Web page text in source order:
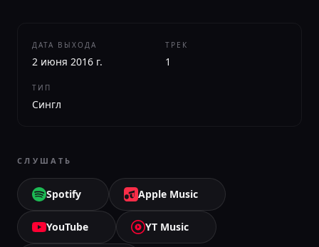
ДАТА ВЫХОДА
2 июня 2016 г.
ТРЕК
1
ТИП
Сингл
СЛУШАТЬ
Spotify Apple Music
YouTube YT Music